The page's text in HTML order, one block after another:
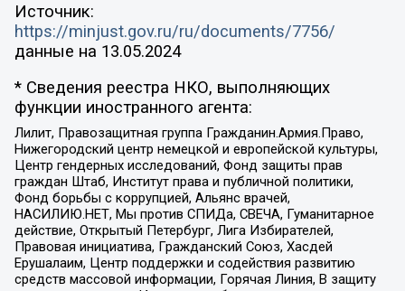
Источник:
https://minjust.gov.ru/ru/documents/7756/
данные на 13.05.2024
* Сведения реестра НКО, выполняющих
функции иностранного агента:
Лилит, Правозащитная группа Гражданин.Армия.Право,
Нижегородский центр немецкой и европейской культуры,
Центр гендерных исследований, Фонд защиты прав
граждан Штаб, Институт права и публичной политики,
Фонд борьбы с коррупцией, Альянс врачей,
НАСИЛИЮ.НЕТ, Мы против СПИДа, СВЕЧА, Гуманитарное
действие, Открытый Петербург, Лига Избирателей,
Правовая инициатива, Гражданский Союз, Хасдей
Ерушалаим, Центр поддержки и содействия развитию
средств массовой информации, Горячая Линия, В защиту